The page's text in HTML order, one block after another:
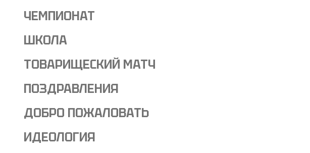
ЧЕМПИОНАТ
ШКОЛА
ТОВАРИЩЕСКИЙ МАТЧ
ПОЗДРАВЛЕНИЯ
ДОБРО ПОЖАЛОВАТЬ
ИДЕОЛОГИЯ